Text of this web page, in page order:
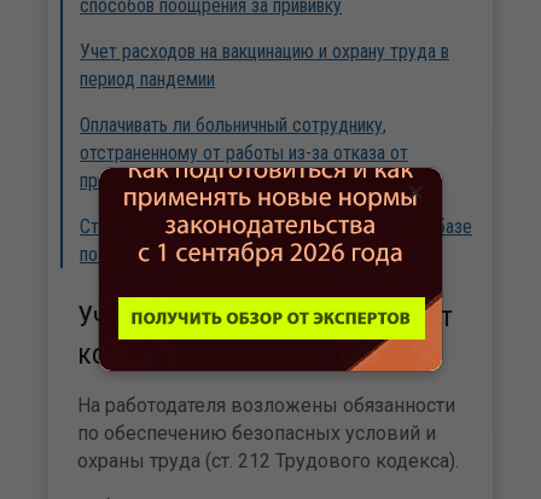
способов поощрения за прививку
Учет расходов на вакцинацию и охрану труда в
период пандемии
Оплачивать ли больничный сотруднику,
отстраненному от работы из-за отказа от
прививки?
Стоит ли учитывать премию за вакцинацию в базе
по прибыли?
Учет расходов на прививки от
коронавируса
На работодателя возложены обязанности
по обеспечению безопасных условий и
охраны труда (ст. 212 Трудового кодекса).
×